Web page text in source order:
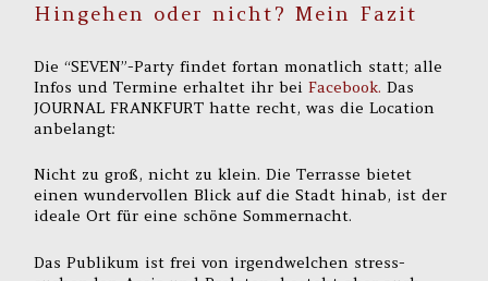
Hingehen oder nicht? Mein Fazit
Die “SEVEN”-Party findet fortan monatlich statt; alle
Infos und Termine erhaltet ihr beiFacebook. Das
JOURNAL FRANKFURT hatte recht, was die Location
anbelangt:
Nicht zu groß, nicht zu klein. Die Terrasse bietet
einen wundervollen Blick auf die Stadt hinab, ist der
ideale Ort für eine schöne Sommernacht.
Das Publikum ist frei von irgendwelchen stress-